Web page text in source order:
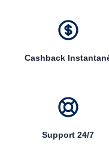
Cashback
Support 24/7